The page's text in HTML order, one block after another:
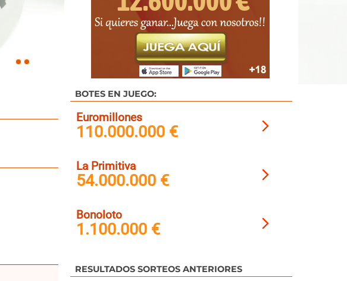
BOTES EN JUEGO:
Euromillones
110.000.000 €
La Primitiva
54.000.000 €
Bonoloto
1.100.000 €
RESULTADOS SORTEOS ANTERIORES